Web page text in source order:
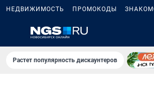
НЕДВИЖИМОСТЬ ПРОМОКОДЫ
Растет популярность дискаунтеров